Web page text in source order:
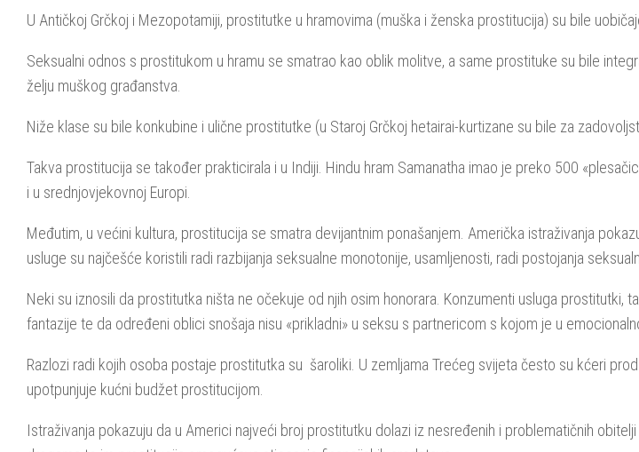
U Antičkoj Grčkoj i Mezopotamiji, prostitutke u hramovima (muška i ženska prostitucija) su bile
Seksualni odnos s prostitukom u hramu se smatrao kao oblik molitve, a same prostituke su bile
želju muškog građanstva.
Niže klase su bile konkubine i ulične prostitutke (u Staroj Grčkoj hetairai-kurtizane su bile za
Takva prostitucija se također prakticirala i u Indiji. Hindu hram Samanatha imao je preko 500
i u srednjovjekovnoj Europi.
Međutim, u većini kultura, prostitucija se smatra devijantnim ponašanjem. Američka istraživanja
usluge su najčešće koristili radi razbijanja seksualne monotonije, usamljenosti, radi postojanja
Neki su iznosili da prostitutka ništa ne očekuje od njih osim honorara. Konzumenti usluga
fantazije te da određeni oblici snošaja nisu «prikladni» u seksu s partnericom s kojom je u
Razlozi radi kojih osoba postaje prostitutka su šaroliki. U zemljama Trećeg svijeta često su kćeri
upotpunjuje kućni budžet prostitucijom.
Istraživanja pokazuju da u Americi najveći broj prostitutku dolazi iz nesređenih i problematičnih